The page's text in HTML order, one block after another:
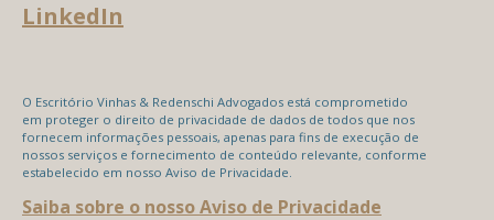
LinkedIn
O Escritório Vinhas & Redenschi Advogados está comprometido
em proteger o direito de privacidade de dados de todos que nos
fornecem informações pessoais, apenas para fins de execução de
nossos serviços e fornecimento de conteúdo relevante, conforme
estabelecido em nosso Aviso de Privacidade.
Saiba sobre o nosso Aviso de Privacidade